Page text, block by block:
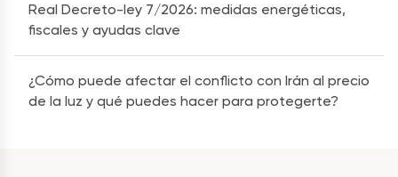
Real Decreto-ley 7/2026: medidas energéticas,
fiscales y ayudas clave
¿Cómo puede afectar el conflicto con Irán al precio
de la luz y qué puedes hacer para protegerte?